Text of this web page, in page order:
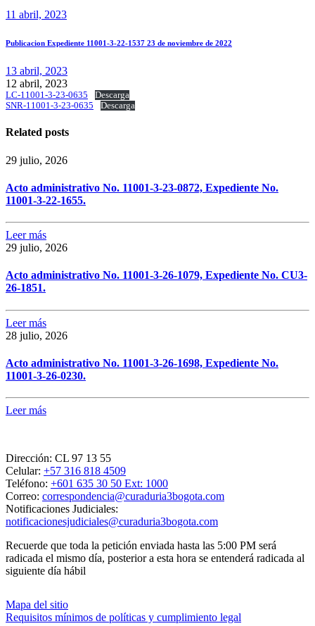
11 abril, 2023
Publicacion Expediente 11001-3-22-1537 23 de noviembre de 2022
13 abril, 2023
12 abril, 2023
LC-11001-3-23-0635
Descarga
SNR-11001-3-23-0635
Descarga
Related posts
29 julio, 2026
Acto administrativo No. 11001-3-23-0872, Expediente No.
11001-3-22-1655.
Leer más
29 julio, 2026
Acto administrativo No. 11001-3-26-1079, Expediente No. CU3-
26-1851.
Leer más
28 julio, 2026
Acto administrativo No. 11001-3-26-1698, Expediente No.
11001-3-26-0230.
Leer más
Dirección: CL 97 13 55
Celular: +57 316 818 4509
Teléfono: +601 635 30 50 Ext: 1000
Correo: correspondencia@curaduria3bogota.com
Notificaciones Judiciales:
notificacionesjudiciales@curaduria3bogota.com
Recuerde que toda la petición enviada hasta las 5:00 PM será
radicada el mismo día, posterior a esta hora se entenderá radicada al
siguiente día hábil
Mapa del sitio
Requisitos mínimos de políticas y cumplimiento legal